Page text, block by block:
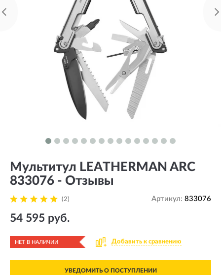
Мультитул LEATHERMAN ARC
833076 - Отзывы
(2) Артикул: 833076
54 595 руб.
НЕТ В НАЛИЧИИ Добавить к сравнению
УВЕДОМИТЬ О ПОСТУПЛЕНИИ